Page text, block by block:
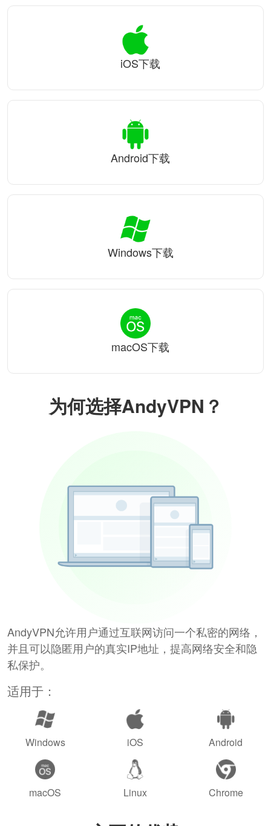
为何选择AndyVPN？
AndyVPN允许用户通过互联网访问一个私密的网络，
并且可以隐匿用户的真实IP地址，提高网络安全和隐
私保护。
适用于：
Windows iOS Android
macOS Linux Chrome
iOS下载
Android下载
Windows下载
macOS下载